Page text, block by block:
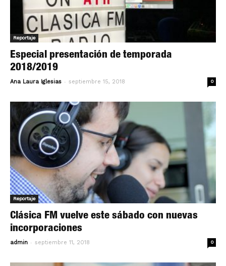
Reportaje
Especial presentación de temporada
2018/2019
Ana Laura Iglesias - septiembre 15, 2018 0
Reportaje
Clásica FM vuelve este sábado con nuevas
incorporaciones
admin - septiembre 11, 2018 0